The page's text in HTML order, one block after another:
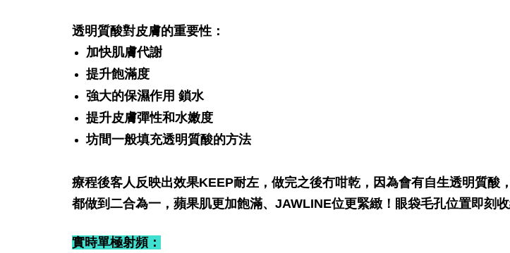
透明質酸對皮膚的重要性：
加快肌膚代謝
提升飽滿度
強大的保濕作用 鎖水
提升皮膚彈性和水嫩度
坊間一般填充透明質酸的方法
療程後客人反映出效果KEEP耐左，做完之後冇咁乾，因為會有自生透明質酸
都做到二合為一，蘋果肌更加飽滿、JAWLINE位更緊緻！眼袋毛孔位置即刻
實時單極射頻：